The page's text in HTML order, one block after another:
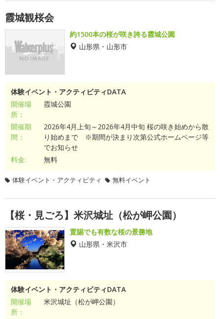
霞城観桜会
約1500本の桜が咲き誇る霞城公園
山形県・山形市
体験イベント・アクティビティDATA
開催場
所：
霞城公園
開催期
間：
2026年4月上旬～2026年4月中旬 桜の咲き始めから散
り始めまで ※期間が決まり次第公式ホームページ等
でお知らせ
料金:
無料
体験イベント・アクティビティ 無料イベント
【桜・見ごろ】米沢城址（松が岬公園）
置賜でも有数な桜の景勝地
山形県・米沢市
体験イベント・アクティビティDATA
開催場
所：
米沢城址（松が岬公園）